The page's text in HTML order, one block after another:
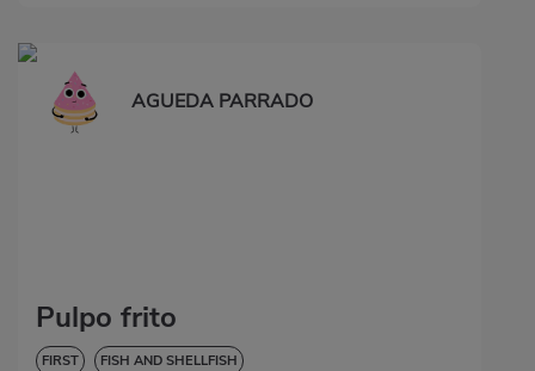
AGUEDA PARRADO
Pulpo frito
FIRST FISH AND SHELLFISH